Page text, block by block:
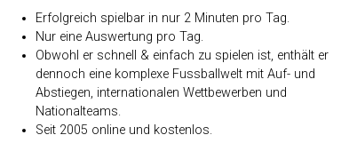
Erfolgreich spielbar in nur 2 Minuten pro Tag.
Nur eine Auswertung pro Tag.
Obwohl er schnell & einfach zu spielen ist, enthält er
dennoch eine komplexe Fussballwelt mit Auf- und
Abstiegen, internationalen Wettbewerben und
Nationalteams.
Seit 2005 online und kostenlos.